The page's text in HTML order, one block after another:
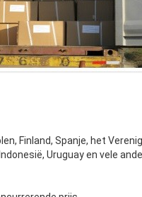
Finland, Spanje, het
Uruguay en vele